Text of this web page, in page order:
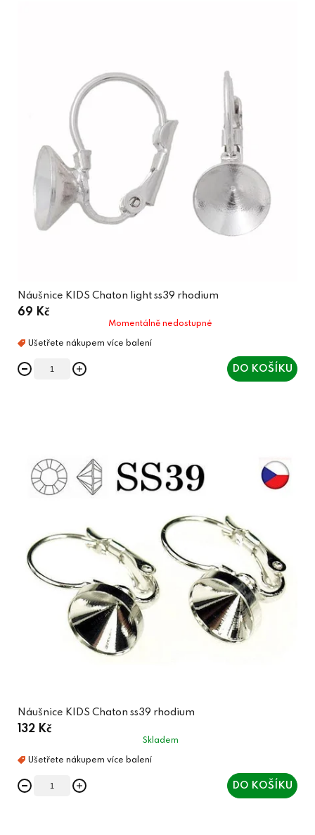
Náušnice KIDS Chaton light ss39 rhodium
69 Kč
Momentálně nedostupné
DO KOŠÍKU
Náušnice KIDS Chaton ss39 rhodium
132 Kč
Skladem
DO KOŠÍKU